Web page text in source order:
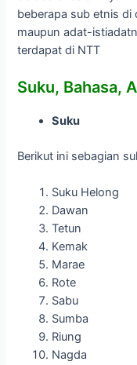
beberapa sub etnis di
maupun adat-
terdapat di NTT
Suku, Bahasa,
Suku
Berikut ini sebagian
Suku Helong
Dawan
Tetun
Kemak
Marae
Rote
Sabu
Sumba
Riung
Nagda